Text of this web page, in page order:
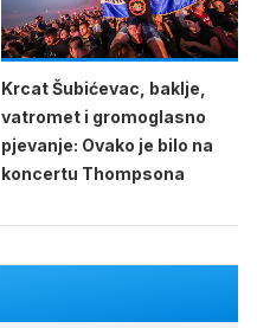
Krcat Šubićevac, baklje,
vatromet i gromoglasno
pjevanje: Ovako je bilo na
koncertu Thompsona